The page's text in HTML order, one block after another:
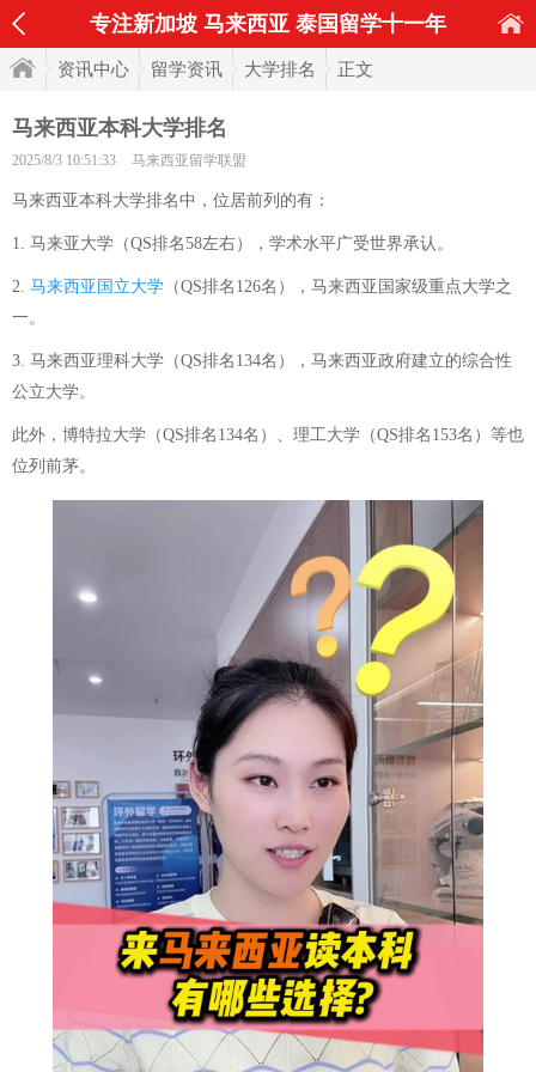
专注新加坡 马来西亚 泰国留学十一年
资讯中心 留学资讯 大学排名 正文
马来西亚本科大学排名
2025/8/3 10:51:33 马来西亚留学联盟
马来西亚本科大学排名中，位居前列的有：
1. 马来亚大学（QS排名58左右），学术水平广受世界承认。
2. 马来西亚国立大学 （QS排名126名），马来西亚国家级重点大学之
一。
3. 马来西亚理科大学（QS排名134名），马来西亚政府建立的综合性
公立大学。
此外，博特拉大学（QS排名134名）、理工大学（QS排名153名）等也
位列前茅。